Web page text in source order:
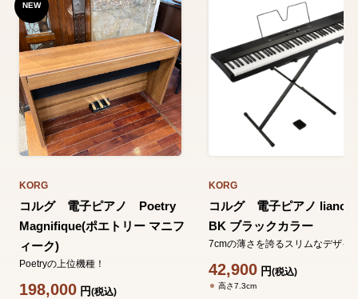
NEW
KORG
コルグ 電子ピアノ Poetry
Magnifique(ポエトリー マニフ
ィーク)
Poetryの上位機種！
198,000円(税込)
KORG
コルグ 電子ピアノ liano
BK ブラックカラー
7cmの薄さを誇るスリムなデザイ
42,900円(税込)
高さ7.3cm